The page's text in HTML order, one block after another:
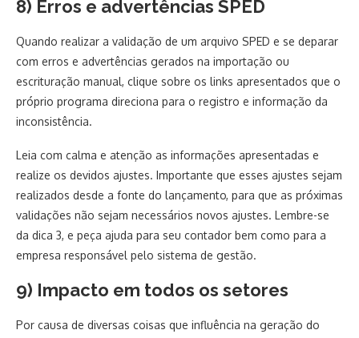
8) Erros e advertências SPED
Quando realizar a validação de um arquivo SPED e se deparar
com erros e advertências gerados na importação ou
escrituração manual, clique sobre os links apresentados que o
próprio programa direciona para o registro e informação da
inconsistência.
Leia com calma e atenção as informações apresentadas e
realize os devidos ajustes. Importante que esses ajustes sejam
realizados desde a fonte do lançamento, para que as próximas
validações não sejam necessários novos ajustes. Lembre-se
da dica 3, e peça ajuda para seu contador bem como para a
empresa responsável pelo sistema de gestão.
9) Impacto em todos os setores
Por causa de diversas coisas que influência na geração do